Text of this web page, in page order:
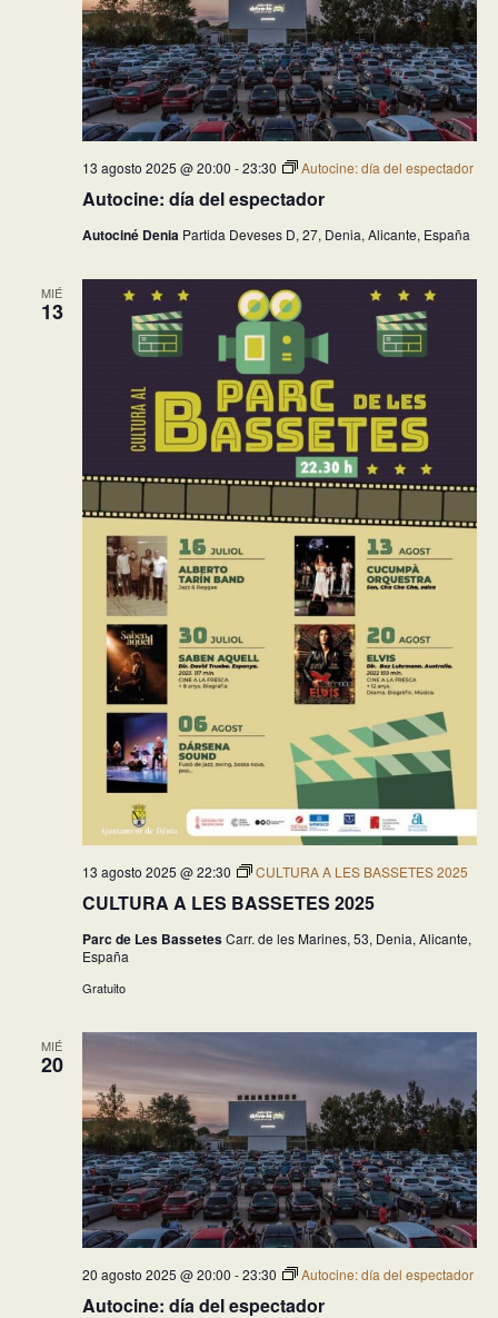
Autocine: día del espectador
13 agosto 2025 @ 20:00 -23:30 Autocine: día del espectador
Autociné Denia Partida Deveses D, 27, Denia, Alicante, España
MIÉ
13
CULTURA A LES BASSETES 2025
13 agosto 2025 @ 22:30 CULTURA A LES BASSETES 2025
Parc de Les BassetesCarr. de les Marines, 53, Denia, Alicante,
España
Gratuito
MIÉ
20
Autocine: día del espectador
20 agosto 2025 @ 20:00 -23:30 Autocine: día del espectador